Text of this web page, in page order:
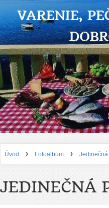
VARENIE,
Úvod › Fotoalbum ›
JEDINEČNÁ